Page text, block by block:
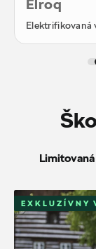
Elroq
Elektrifikovaná
EXKLUZÍVNY